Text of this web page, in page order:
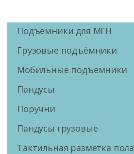
Подъемники для МГН
Грузовые подъёмники
Мобильные подъемники
Пандусы
Поручни
Пандусы грузовые
Тактильная разметка пола